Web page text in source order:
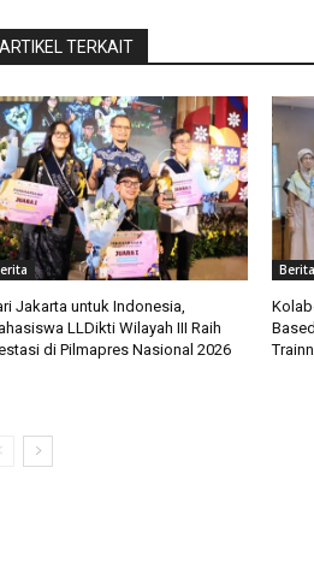
ARTIKEL TERKAIT
Jakarta untuk Indonesia,
LLDikti Wilayah III Raih
di Pilmapres Nasional 2026
Berita